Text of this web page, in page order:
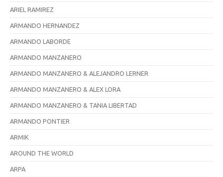
ARIEL RAMIREZ
ARMANDO HERNANDEZ
ARMANDO LABORDE
ARMANDO MANZANERO
ARMANDO MANZANERO & ALEJANDRO LERNER
ARMANDO MANZANERO & ALEX LORA
ARMANDO MANZANERO & TANIA LIBERTAD
ARMANDO PONTIER
ARMIK
AROUND THE WORLD
ARPA